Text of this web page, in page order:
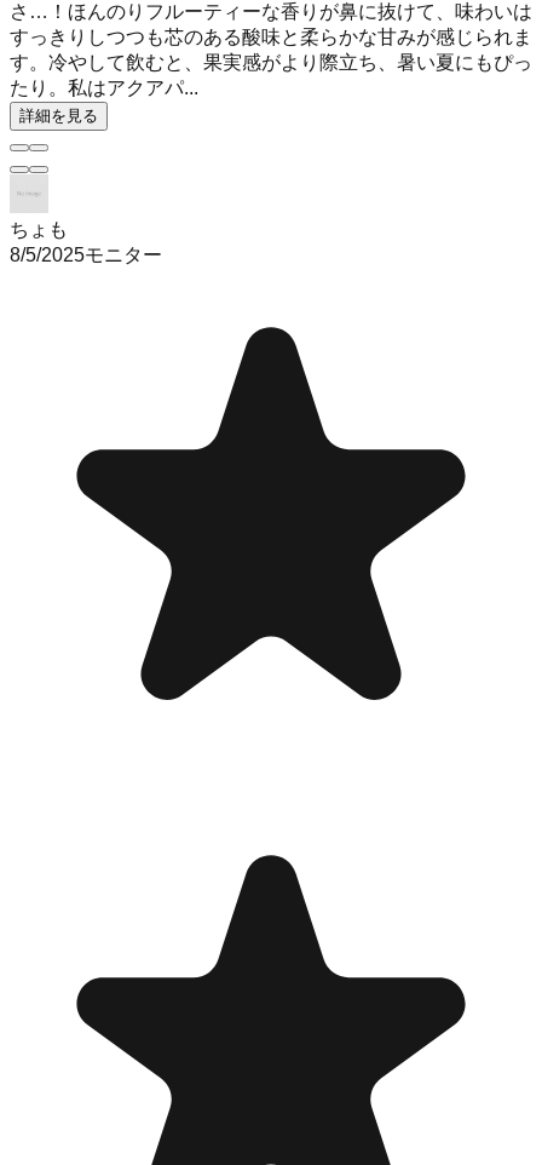
さ…！ほんのりフルーティーな香りが鼻に抜けて、味わいは
すっきりしつつも芯のある酸味と柔らかな甘みが感じられま
す。冷やして飲むと、果実感がより際立ち、暑い夏にもぴっ
たり。私はアクアパ...
詳細を見る
ちょも
8/5/2025モニター